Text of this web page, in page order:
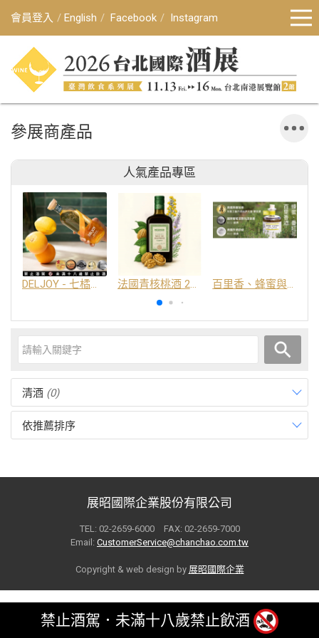
會員登入 English Facebook Instagram
參展商產品
人氣產品專區
DELJOY - 七橘干邑利口酒 24% 法國青核桃酒 25% 百里香、蜂蜜與番紅花酒
清酒 (0)
依推薦排序
展昭國際企業股份有限公司
TEL: 02-2659-6000 FAX: 02-2659-7000
Email: CustomerService@chanchao.com.tw
Copyright & web design by 展昭國際企業
禁止酒駕．未滿十八歲禁止飲酒